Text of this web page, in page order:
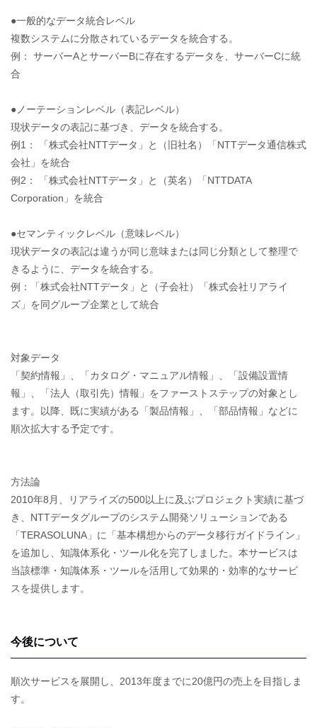
●一般的なデータ統合レベル
複数システムに分散されているデータを統合する。
例： サーバーAとサーバーBに存在するデータを、サーバーCに統
合
●ノーテーションレベル（表記レベル）
現状データの表記に基づき、データを統合する。
例1： 「株式会社NTTデータ」と（旧社名）「NTTデータ通信株式
会社」を統合
例2： 「株式会社NTTデータ」と（英名）「NTTDATA
Corporation」を統合
●セマンティックレベル（意味レベル）
現状データの表記は違うが同じ意味または同じ分類として整理で
きるように、データを統合する。
例：「株式会社NTTデータ」と（子会社）「株式会社リアライ
ズ」を同グループ企業として統合
対象データ
「契約情報」、「カタログ・マニュアル情報」、「設備設置情
報」、「法人（取引先）情報」をファーストステップの対象とし
ます。以降、既に実績がある「製品情報」、「部品情報」などに
順次拡大する予定です。
方法論
2010年8月、リアライズの500以上に及ぶプロジェクト実績に基づ
き、NTTデータグループのシステム開発ソリューションである
「TERASOLUNA」に「基本構想からのデータ移行ガイドライン」
を追加し、知識体系化・ツール化を完了しました。本サービスは
当該標準・知識体系・ツールを活用して効果的・効率的なサービ
スを提供します。
今後について
順次サービスを展開し、2013年度までに20億円の売上を目指しま
す。